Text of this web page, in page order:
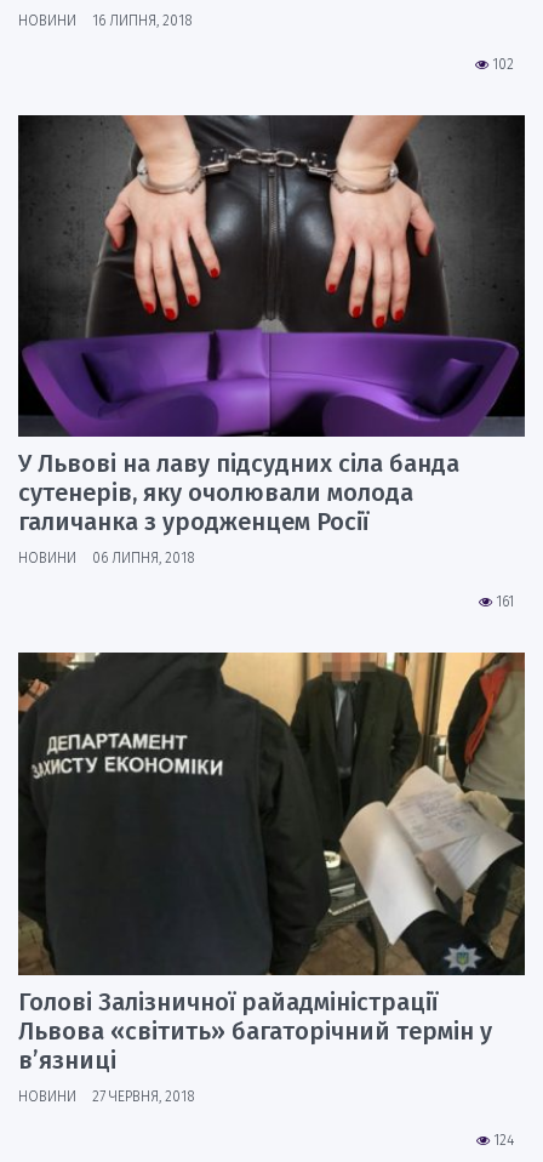
НОВИНИ 16 ЛИПНЯ, 2018
102
У Львові на лаву підсудних сіла банда
сутенерів, яку очолювали молода
галичанка з уродженцем Росії
НОВИНИ 06 ЛИПНЯ, 2018
161
Голові Залізничної райадміністрації
Львова «світить» багаторічний термін у
в’язниці
НОВИНИ 27 ЧЕРВНЯ, 2018
124